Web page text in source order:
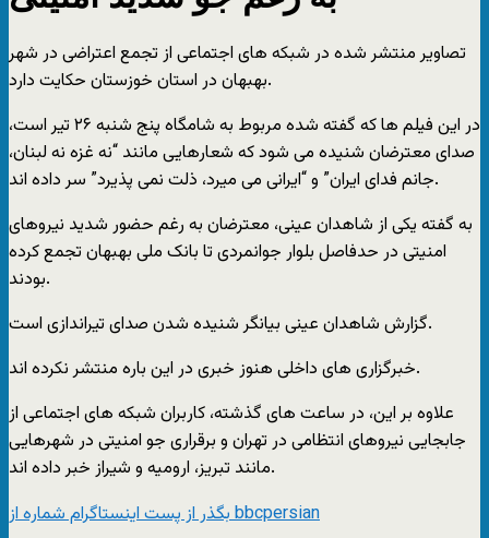
تصاویر منتشر شده در شبکه های اجتماعی از تجمع اعتراضی در شهر
بهبهان در استان خوزستان حکایت دارد.
در این فیلم ها که گفته شده مربوط به شامگاه پنج شنبه ۲۶ تیر است،
صدای معترضان شنیده می شود که شعارهایی مانند “نه غزه نه لبنان،
جانم فدای ایران” و “ایرانی می میرد، ذلت نمی پذیرد” سر داده اند.
به گفته یکی از شاهدان عینی، معترضان به رغم حضور شدید نیروهای
امنیتی در حدفاصل بلوار جوانمردی تا بانک ملی بهبهان تجمع کرده
بودند.
گزارش شاهدان عینی بیانگر شنیده شدن صدای تیراندازی است.
خبرگزاری های داخلی هنوز خبری در این باره منتشر نکرده اند.
علاوه بر این، در ساعت های گذشته، کاربران شبکه های اجتماعی از
جابجایی نیروهای انتظامی در تهران و برقراری جو امنیتی در شهرهایی
مانند تبریز، ارومیه و شیراز خبر داده اند.
بگذر از پست اینستاگرام شماره از bbcpersian